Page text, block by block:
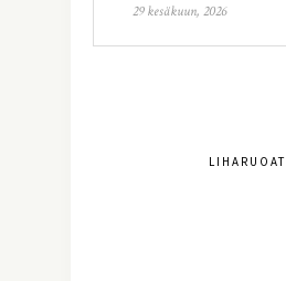
29 kesäkuun, 2026
LIHARUOAT